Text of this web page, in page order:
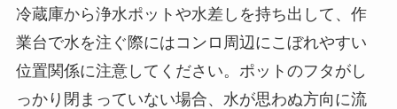
冷蔵庫から浄水ポットや水差しを持ち出して、作
業台で水を注ぐ際にはコンロ周辺にこぼれやすい
位置関係に注意してください。ポットのフタがし
っかり閉まっていない場合、水が思わぬ方向に流